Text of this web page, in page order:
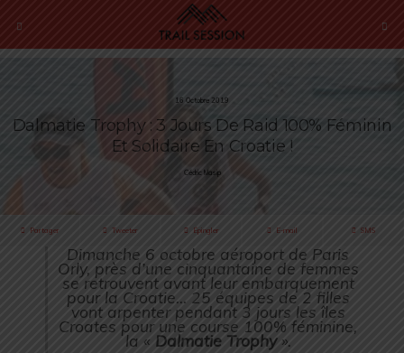
16 Octobre 2019
Dalmatie Trophy : 3 Jours De Raid 100% Féminin
Et Solidaire En Croatie !
Cédric Masip
Partager Tweeter Épingler E-mail SMS
Dimanche 6 octobre aéroport de Paris
Orly, près d’une cinquantaine de femmes
se retrouvent avant leur embarquement
pour la Croatie… 25 équipes de 2 filles
vont arpenter pendant 3 jours les îles
Croates pour une course 100% féminine,
la « Dalmatie Trophy».